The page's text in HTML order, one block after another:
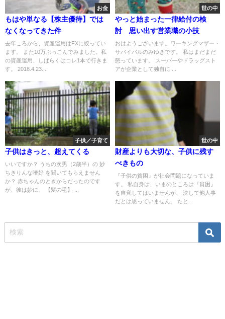
お金
もはや単なる【株主優待】では
なくなってきた件
去年ころから、資産運用はFXに絞ってい
ます。 また10万ぶっこんでみました。私
の資産運用、しばらくはコレ1本で行きま
す。 2018.4.23...
世の中
やっと始まった一律給付の検
討 思い出す営業職の小技
おはようございます。ワーキングマザー・
サバイバルのみゆきです。 私はまだまだ
怒っています。 スーパーやドラッグスト
アが企業として独自に ...
子供／子育て
子供はきっと、超えてくる
いいですか？ うちの次男（2歳半）の 妙
ちきりんな嗜好 を聞いてもらえません
か？ 赤ちゃんのときからだったのです
が、彼は妙に、 【髪の毛】 ...
世の中
財産よりも大切な、子供に残す
べきもの
『子供の貧困』が社会問題になっていま
す。 私自身は、いまのところは『貧困』
を自覚してはいませんが、 決して他人事
だとは思っていません。 たと...